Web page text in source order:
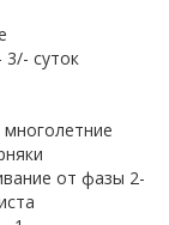
суток
от фазы 2-